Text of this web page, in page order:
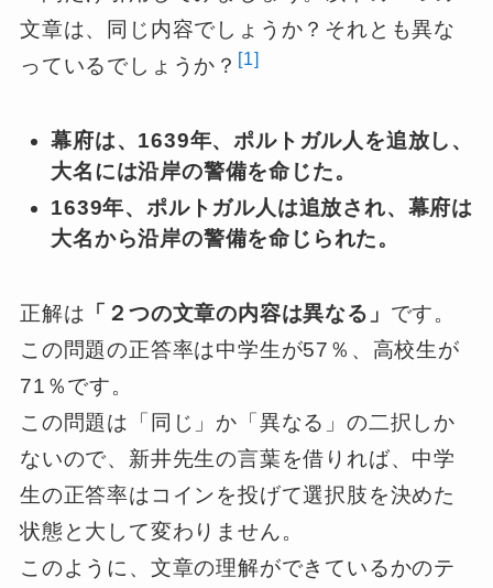
文章は、同じ内容でしょうか？それとも異な
っているでしょうか？ [1]
幕府は、1639年、ポルトガル人を追放し、
大名には沿岸の警備を命じた。
1639年、ポルトガル人は追放され、幕府は
大名から沿岸の警備を命じられた。
正解は 「２つの文章の内容は異なる」 です。
この問題の正答率は中学生が57％、高校生が
71％です。
この問題は「同じ」か「異なる」の二択しか
ないので、新井先生の言葉を借りれば、中学
生の正答率はコインを投げて選択肢を決めた
状態と大して変わりません。
このように、文章の理解ができているかのテ